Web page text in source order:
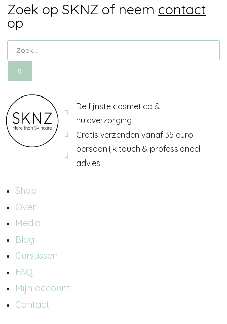
Zoek op SKNZ of neem contact
op
De fijnste cosmetica &
huidverzorging
Gratis verzenden vanaf 35 euro
persoonlijk touch & professioneel
advies
Shop
Over
Media
Blog
Cursussen
FAQ
Mijn account
Contact